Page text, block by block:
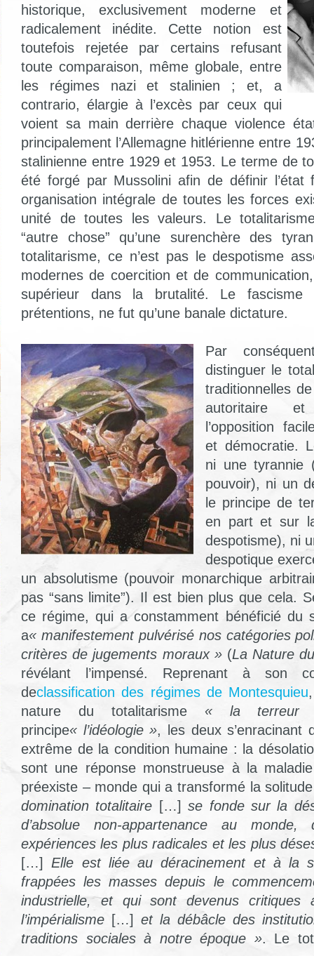
historique, exclusivement moderne et
radicalement inédite. Cette notion est
toutefois rejetée par certains refusant
toute comparaison, même globale, entre
les régimes nazi et stalinien ; et, a
contrario, élargie à l’excès par ceux qui
voient sa main derrière chaque violence
principalement l’Allemagne hitlérienne entre
stalinienne entre 1929 et 1953. Le terme de
été forgé par Mussolini afin de définir l’état
organisation intégrale de toutes les forces
unité de toutes les valeurs. Le
“autre chose” qu’une surenchère des
totalitarisme, ce n’est pas le despotisme
modernes de coercition et de
supérieur dans la brutalité. Le fascisme
prétentions, ne fut qu’une banale dictature.
Par
distinguer le
traditionnelles
autoritaire
l’opposition
et démocratie.
ni une
pouvoir), ni un
le principe de
en part et sur
despotisme), ni
despotique
un absolutisme (pouvoir monarchique
pas “sans limite”). Il est bien plus que cela.
ce régime, qui a constamment bénéficié du
a« manifestement pulvérisé nos catégories
critères de jugements moraux »(La Nature
révélant l’impensé. Reprenant à son
declassification des régimes de Montesquieu
nature du totalitarisme « la terreur
principe« l’idéologie », les deux s’enracinant
extrême de la condition humaine : la
sont une réponse monstrueuse à la
préexiste – monde qui a transformé la
domination totalitaire […]se fonde sur la
d’absolue non-appartenance au
expériences les plus radicales et les plus
[…] Elle est liée au déracinement et à la
frappées les masses depuis le
industrielle, et qui sont devenus critiques
l’impérialisme […] et la débâcle des
traditions sociales à notre époque ». Le